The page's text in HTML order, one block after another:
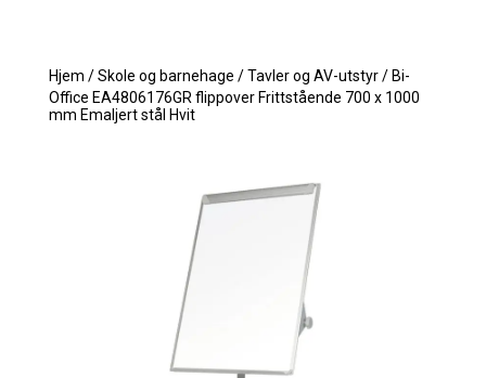
Hjem / Skole og barnehage / Tavler og AV-utstyr /Bi-
Office EA4806176GR flippover Frittstående 700 x 1000
mm Emaljert stål Hvit